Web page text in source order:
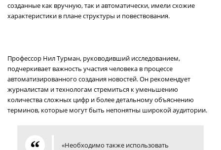
созданные как вручную, так и автоматически, имели схожие
характеристики в плане структуры и повествования.
Профессор Нил Турман, руководивший исследованием,
подчеркивает важность участия человека в процессе
автоматизированного создания новостей. Он рекомендует
журналистам и технологам стремиться к уменьшению
количества сложных цифр и более детальному объяснению
терминов, которые могут быть непонятны широкой аудитории.
«Необходимо также использовать